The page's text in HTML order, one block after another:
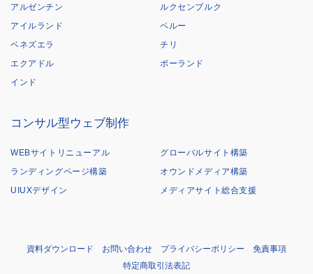
アルゼンチン
ルクセンブルク
アイルランド
ペルー
ベネズエラ
チリ
エクアドル
ポーランド
インド
コンサル型ウェブ制作
WEBサイトリニューアル
グローバルサイト構築
ランディングページ構築
オウンドメディア構築
UIUXデザイン
メディアサイト総合支援
資料ダウンロード お問い合わせ プライバシーポリシー
免責事項
特定商取引法表記